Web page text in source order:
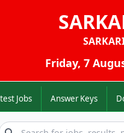
Friday, 7
Latest Jobs Answer Keys